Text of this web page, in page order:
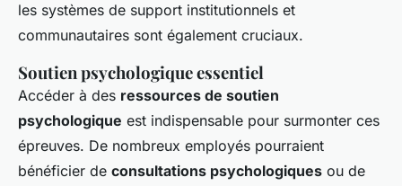
les systèmes de support institutionnels et
communautaires sont également cruciaux.
Soutien psychologique essentiel
Accéder à des ressources de soutien
psychologique est indispensable pour surmonter ces
épreuves. De nombreux employés pourraient
bénéficier de consultations psychologiques ou de